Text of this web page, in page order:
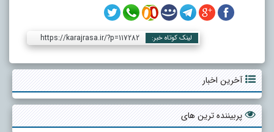
لینک کوتاه خبر: https://karajrasa.ir/?p=117282
آخرین اخبار
پربیننده ترین های